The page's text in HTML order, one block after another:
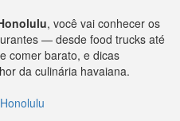
, você vai conhecer os
— desde food trucks até
comer barato, e dicas
da culinária havaiana.